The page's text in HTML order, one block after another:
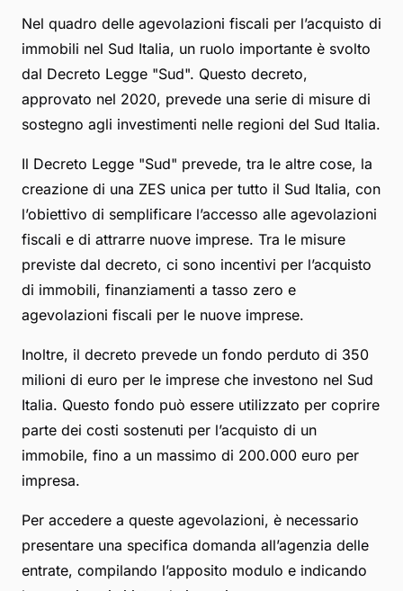
Nel quadro delle agevolazioni fiscali per l’acquisto di
immobili nel Sud Italia, un ruolo importante è svolto
dal Decreto Legge "Sud". Questo decreto,
approvato nel 2020, prevede una serie di misure di
sostegno agli investimenti nelle regioni del Sud Italia.
Il Decreto Legge "Sud" prevede, tra le altre cose, la
creazione di una ZES unica per tutto il Sud Italia, con
l’obiettivo di semplificare l’accesso alle agevolazioni
fiscali e di attrarre nuove imprese. Tra le misure
previste dal decreto, ci sono incentivi per l’acquisto
di immobili, finanziamenti a tasso zero e
agevolazioni fiscali per le nuove imprese.
Inoltre, il decreto prevede un fondo perduto di 350
milioni di euro per le imprese che investono nel Sud
Italia. Questo fondo può essere utilizzato per coprire
parte dei costi sostenuti per l’acquisto di un
immobile, fino a un massimo di 200.000 euro per
impresa.
Per accedere a queste agevolazioni, è necessario
presentare una specifica domanda all’agenzia delle
entrate, compilando l’apposito modulo e indicando